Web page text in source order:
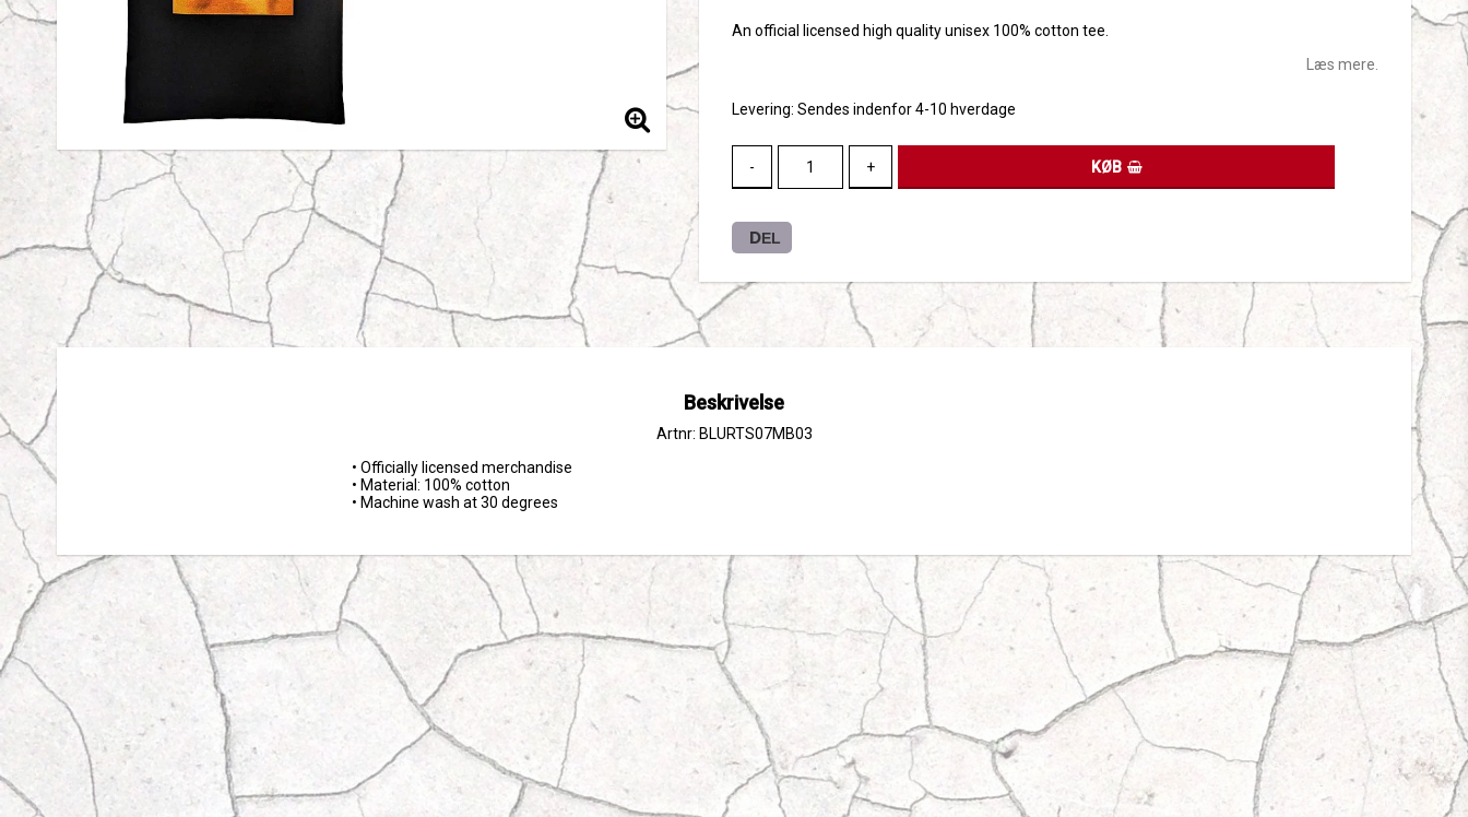
An official licensed high quality unisex 100% cotton tee.
Læs mere.
Levering: Sendes indenfor 4-10 hverdage
- + KØB
DEL
Beskrivelse
Artnr: BLURTS07MB03
• Officially licensed merchandise
• Material: 100% cotton
• Machine wash at 30 degrees